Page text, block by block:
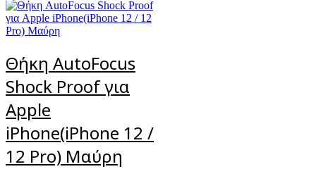
Θήκη AutoFocus
Shock Proof για
Apple
iPhone(iPhone 12 /
12 Pro) Μαύρη